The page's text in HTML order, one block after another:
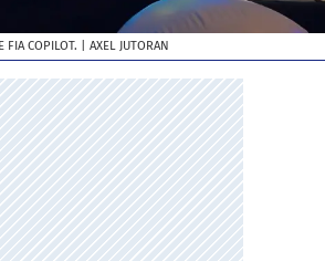
FIA COPILOT. | AXEL JUTORAN